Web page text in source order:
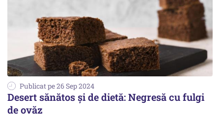
Publicat pe 26 Sep 2024
Desert sănătos și de dietă: Negresă cu fulgi
de ovăz